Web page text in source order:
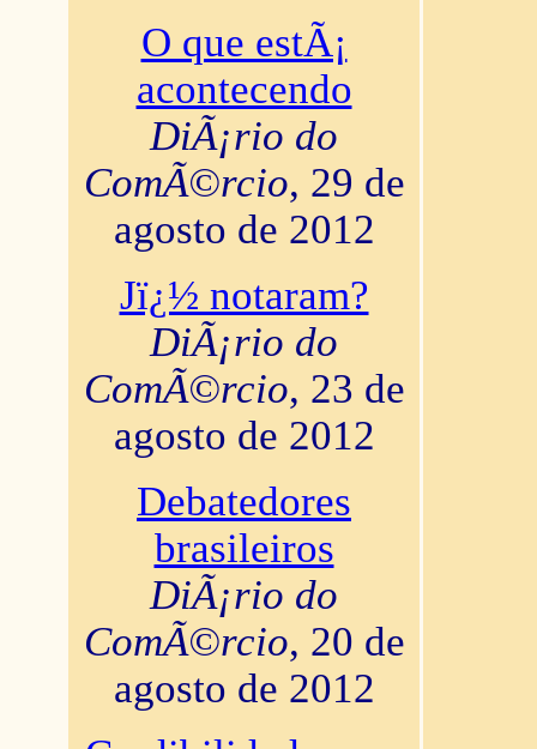
O que estÃ¡
acontecendo
DiÃ¡rio do
ComÃ©rcio, 29 de
agosto de 2012
Jï¿½ notaram?
DiÃ¡rio do
ComÃ©rcio, 23 de
agosto de 2012
Debatedores
brasileiros
DiÃ¡rio do
ComÃ©rcio, 20 de
agosto de 2012